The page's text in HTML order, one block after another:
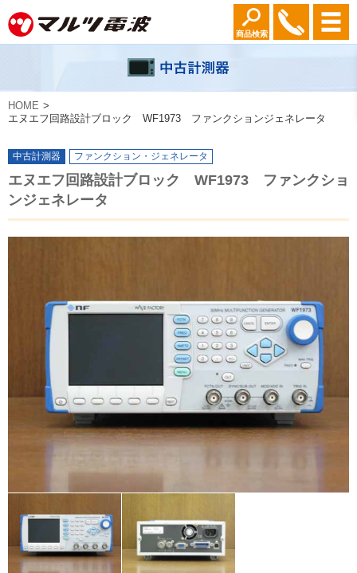
商品検索
HOME
エヌエフ回路設計ブロック WF1973 ファンクションジェネレータ
中古計測器 ファンクション・ジェネレータ
エヌエフ回路設計ブロック WF1973 ファンクショ
ンジェネレータ